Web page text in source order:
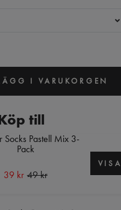
I VARUKORGEN
till
Socks Pastell Mix 3-
Pack
39 kr 49 kr
VISA